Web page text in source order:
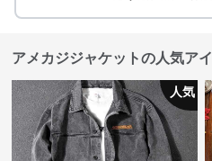
アメカジジャケットの人気ア
人気